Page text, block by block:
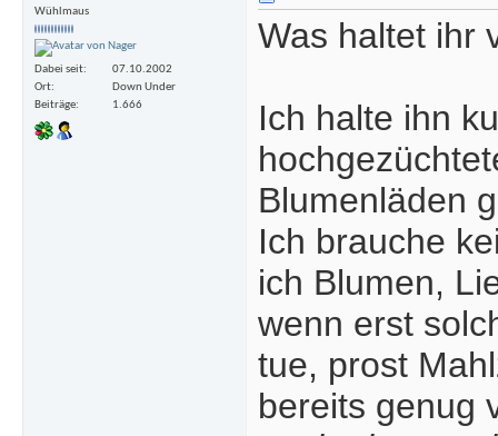
Wühlmaus
Dabei seit
07.10.2002
Ort
Down Under
Beiträge
1.666
Was haltet ihr
Ich halte ihn
Blumenläden
Ich brauche
ich Blumen,
wenn erst
tue, prost
bereits genug